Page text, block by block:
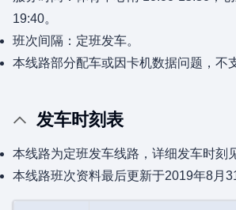
19:40。
班次间隔：定班发车。
本线路部分配车或因卡机数据问题，不
发车时刻表
本线路为定班发车线路，详细发车时刻
本线路班次资料最后更新于2019年8月